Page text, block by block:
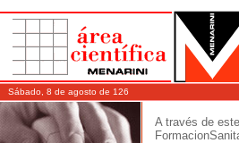
Sábado, 8 de agosto de 126
A través de